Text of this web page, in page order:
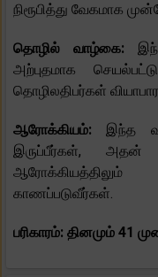
நிரூபித்து வேகமாக
தொழில் வாழ்கை:
அற்புதமாக
தொழிலதிபர்கள்
ஆரோக்கியம்:இந்த
இருப்பீர்கள், அதன்
காணப்படுவீர்கள்.
பரிகாரம்: தினமும் 41